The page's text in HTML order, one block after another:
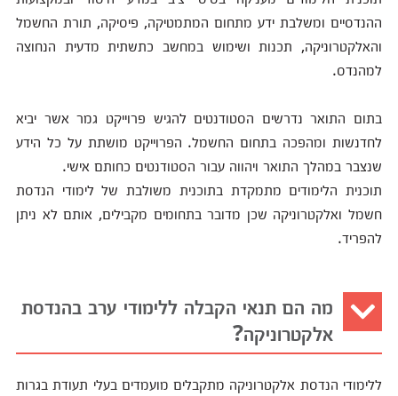
ההנדסיים ומשלבת ידע מתחום המתמטיקה, פיסיקה, תורת החשמל
והאלקטרוניקה, תכנות ושימוש במחשב כתשתית מדעית הנחוצה
למהנדס.
בתום התואר נדרשים הסטודנטים להגיש פרוייקט גמר אשר יביא
לחדנשות ומהפכה בתחום החשמל. הפרוייקט מושתת על כל הידע
שנצבר במהלך התואר ויהווה עבור הסטודנטים כחותם אישי.
תוכנית הלימודים מתמקדת בתוכנית משולבת של לימודי הנדסת
חשמל ואלקטרוניקה שכן מדובר בתחומים מקבילים, אותם לא ניתן
להפריד.
מה הם תנאי הקבלה ללימודי ערב בהנדסת
אלקטרוניקה?
ללימודי הנדסת אלקטרוניקה מתקבלים מועמדים בעלי תעודת בגרות